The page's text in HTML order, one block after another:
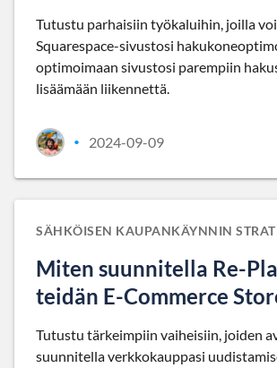
Tutustu parhaisiin työkaluihin, joilla
Squarespace-sivustosi
optimoimaan sivustosi parempiin
lisäämään liikennettä.
• 2024-09-09
SÄHKÖISEN KAUPANKÄYNNIN
Miten suunnitella Re-
teidän E-Commerce
Tutustu tärkeimpiin vaiheisiin, joiden
suunnitella verkkokauppasi